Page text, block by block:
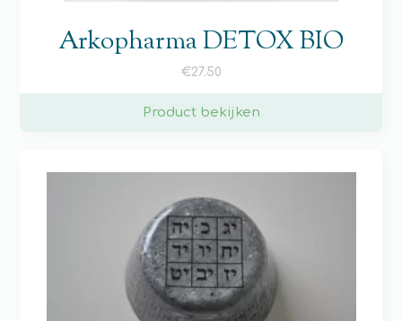
Arkopharma DETOX BIO
€27.50
Product bekijken